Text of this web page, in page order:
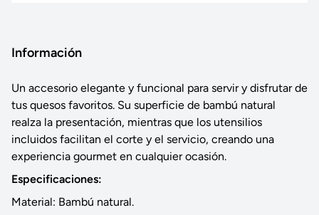
Información
Un accesorio elegante y funcional para servir y disfrutar de
tus quesos favoritos. Su superficie de bambú natural
realza la presentación, mientras que los utensilios
incluidos facilitan el corte y el servicio, creando una
experiencia gourmet en cualquier ocasión.
Especificaciones:
Material: Bambú natural.